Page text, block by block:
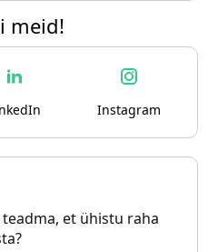
meid!
Instagram
et ühistu raha